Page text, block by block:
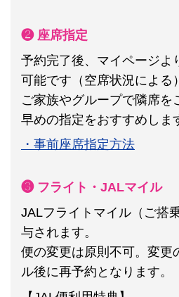
❷ 座席指定
予約完了後、マイページよ
可能です（空席状況による
ご家族やグループで隣席を
早めの指定をおすすめしま
・事前座席指定方法
❸ フライト・JALマイル
JALフライトマイル（ご搭
与されます。
便の変更は原則不可。 変更
ル後に再予約となります。